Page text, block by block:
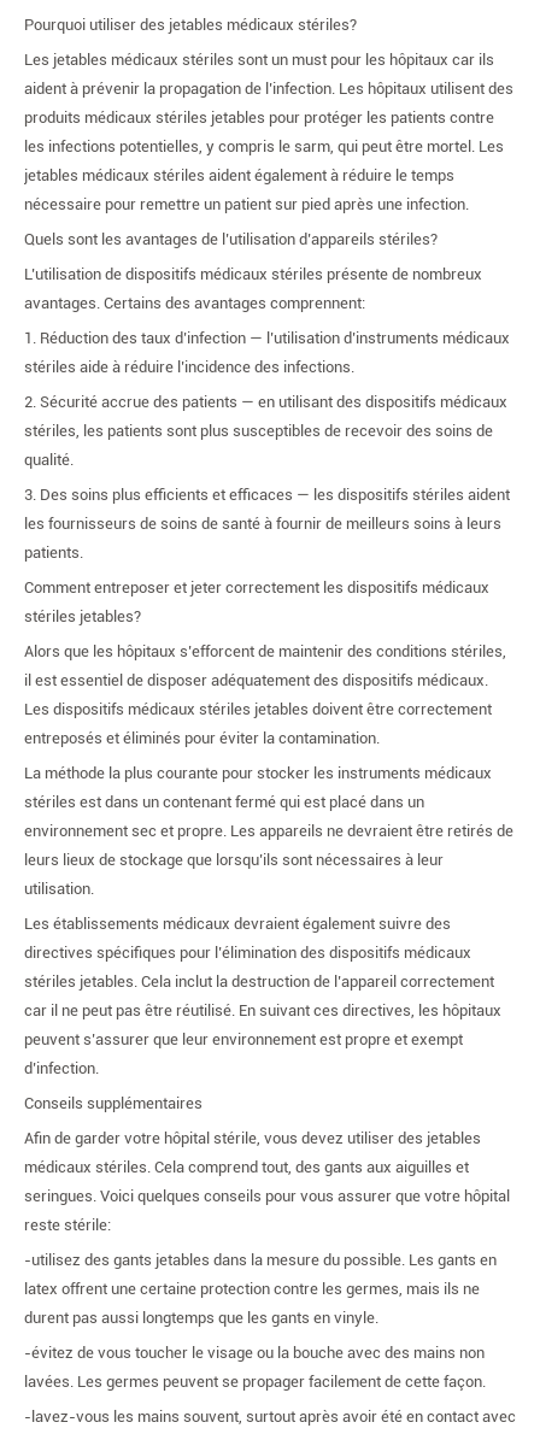
Pourquoi utiliser des jetables médicaux stériles?
Les jetables médicaux stériles sont un must pour les hôpitaux car ils
aident à prévenir la propagation de l’infection. Les hôpitaux utilisent des
produits médicaux stériles jetables pour protéger les patients contre
les infections potentielles, y compris le sarm, qui peut être mortel. Les
jetables médicaux stériles aident également à réduire le temps
nécessaire pour remettre un patient sur pied après une infection.
Quels sont les avantages de l’utilisation d’appareils stériles?
L’utilisation de dispositifs médicaux stériles présente de nombreux
avantages. Certains des avantages comprennent:
1. Réduction des taux d’infection — l’utilisation d’instruments médicaux
stériles aide à réduire l’incidence des infections.
2. Sécurité accrue des patients — en utilisant des dispositifs médicaux
stériles, les patients sont plus susceptibles de recevoir des soins de
qualité.
3. Des soins plus efficients et efficaces — les dispositifs stériles aident
les fournisseurs de soins de santé à fournir de meilleurs soins à leurs
patients.
Comment entreposer et jeter correctement les dispositifs médicaux
stériles jetables?
Alors que les hôpitaux s’efforcent de maintenir des conditions stériles,
il est essentiel de disposer adéquatement des dispositifs médicaux.
Les dispositifs médicaux stériles jetables doivent être correctement
entreposés et éliminés pour éviter la contamination.
La méthode la plus courante pour stocker les instruments médicaux
stériles est dans un contenant fermé qui est placé dans un
environnement sec et propre. Les appareils ne devraient être retirés de
leurs lieux de stockage que lorsqu’ils sont nécessaires à leur
utilisation.
Les établissements médicaux devraient également suivre des
directives spécifiques pour l’élimination des dispositifs médicaux
stériles jetables. Cela inclut la destruction de l’appareil correctement
car il ne peut pas être réutilisé. En suivant ces directives, les hôpitaux
peuvent s’assurer que leur environnement est propre et exempt
d’infection.
Conseils supplémentaires
Afin de garder votre hôpital stérile, vous devez utiliser des jetables
médicaux stériles. Cela comprend tout, des gants aux aiguilles et
seringues. Voici quelques conseils pour vous assurer que votre hôpital
reste stérile:
-utilisez des gants jetables dans la mesure du possible. Les gants en
latex offrent une certaine protection contre les germes, mais ils ne
durent pas aussi longtemps que les gants en vinyle.
-évitez de vous toucher le visage ou la bouche avec des mains non
lavées. Les germes peuvent se propager facilement de cette façon.
-lavez-vous les mains souvent, surtout après avoir été en contact avec